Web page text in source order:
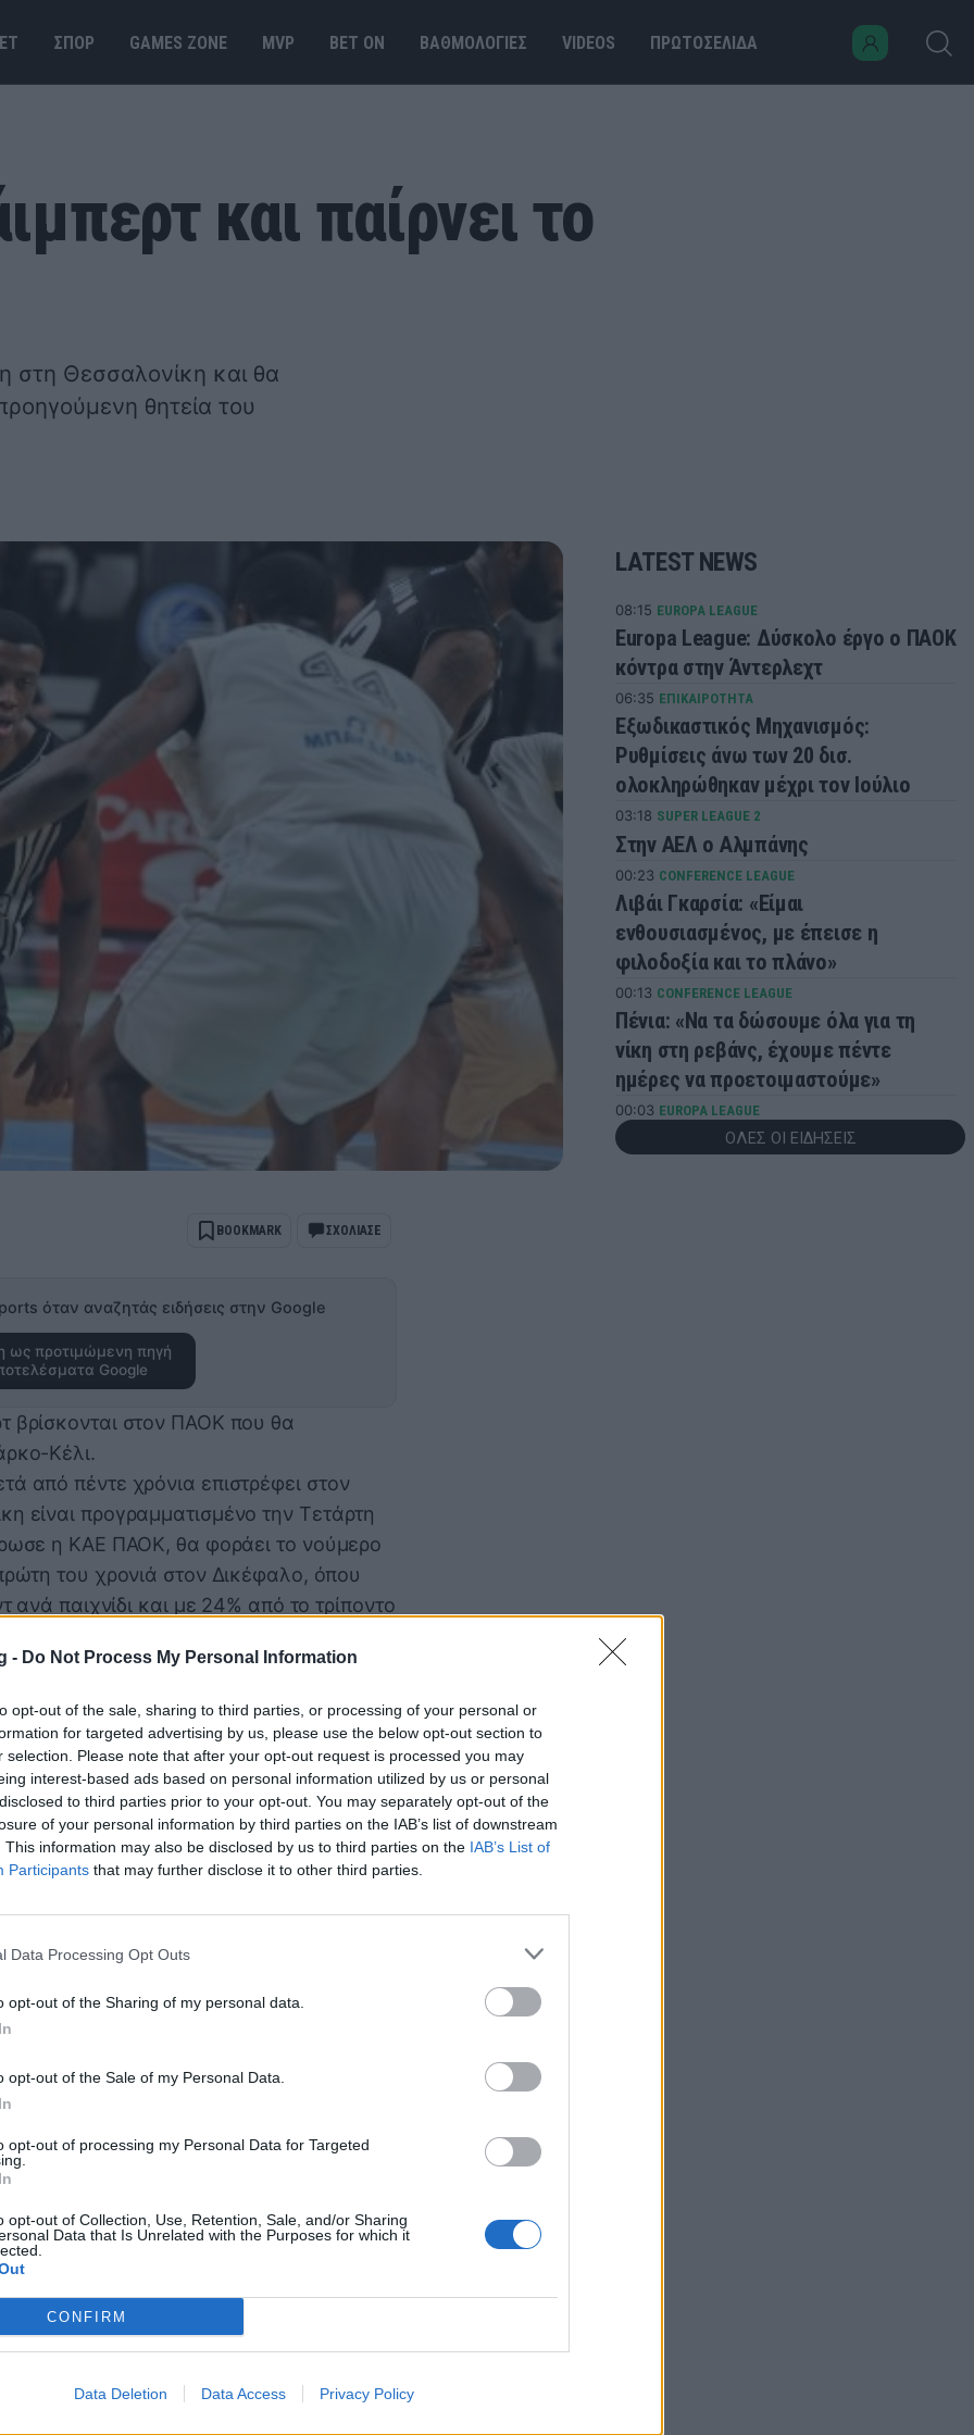
- Do Not Process My Personal Information
opt-out of the sale, sharing to third parties, or processing of your personal or
for targeted advertising by us, please use the below opt-out section to
selection. Please note that after your opt-out request is processed you may
interest-based ads based on personal information utilized by us or personal
to third parties prior to your opt-out. You may separately opt-out of the
of your personal information by third parties on the IAB’s list of downstream
This information may also be disclosed by us to third parties on the IAB’s List of
Participants that may further disclose it to other third parties.
Data Processing Opt Outs
opt-out of the Sharing of my personal data.
opt-out of the Sale of my Personal Data.
opt-out of processing my Personal Data for Targeted
opt-out of Collection, Use, Retention, Sale, and/or Sharing
Data that Is Unrelated with the Purposes for which it
CONFIRM
Data Deletion Data Access Privacy Policy
ΣΠΟΡ GAMES ΖΟΝΕ MVP BET ΟΝ ΒΑΘΜΟΛΟΓΙΕΣ VIDEOS ΠΡΩΤΟΣΕΛΙΔΑ
και παίρνει το
στη Θεσσαλονίκη και θα
θητεία του
BOOKMARK ΣΧΟΛΙΑΣΕ
όταν αναζητάς ειδήσεις στην Google
ως προτιμώμενη πηγή
Google
βρίσκονται στον ΠΑΟΚ που θα
Κέλι.
από πέντε χρόνια επιστρέφει στον
είναι προγραμματισμένο την Τετάρτη
η ΚΑΕ ΠΑΟΚ, θα φοράει το νούμερο
του χρονιά στον Δικέφαλο, όπου
ανά παιχνίδι και με 24% από το τρίποντο
τον Σάιμπερτ να στέλνει το δικό του
ΠΑΟΚ. Είμαι ο Τζόρνταν Σάιμπερτ.
(@paokbasketball)
LATEST NEWS
08:15 EUROPA LEAGUE
Europa League: Δύσκολο έργο ο ΠΑΟΚ
κόντρα στην Άντερλεχτ
06:35 ΕΠΙΚΑΙΡΟΤΗΤΑ
Εξωδικαστικός Μηχανισμός:
Ρυθμίσεις άνω των 20 δισ.
ολοκληρώθηκαν μέχρι τον Ιούλιο
03:18 SUPER LEAGUE 2
Στην ΑΕΛ ο Αλμπάνης
00:23 CONFERENCE LEAGUE
Λιβάι Γκαρσία: «Είμαι
ενθουσιασμένος, με έπεισε η
φιλοδοξία και το πλάνο»
00:13 CONFERENCE LEAGUE
Πένια: «Να τα δώσουμε όλα για τη
νίκη στη ρεβάνς, έχουμε πέντε
ημέρες να προετοιμαστούμε»
00:03 EUROPA LEAGUE
Europa League: Δύσκολη νίκη της
Conference League: «Διπλό»
πρόκρισης για τον Απόλλων Λεμεσού
23:43
ΟΛΕΣ ΟΙ ΕΙΔΗΣΕΙΣ